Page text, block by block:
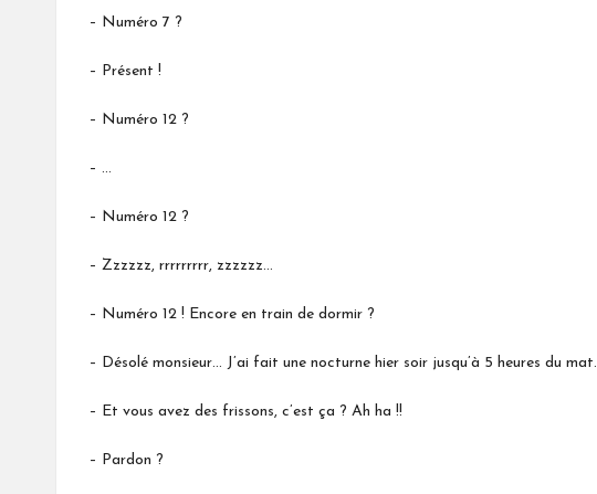
– Numéro 7 ?
– Présent !
– Numéro 12 ?
– …
– Numéro 12 ?
– Zzzzzz, rrrrrrrrr, zzzzzz…
– Numéro 12 ! Encore en train de dormir ?
– Désolé monsieur… J’ai fait une nocturne hier soir jusqu’à 5 heures du mat.
– Et vous avez des frissons, c’est ça ? Ah ha !!
– Pardon ?